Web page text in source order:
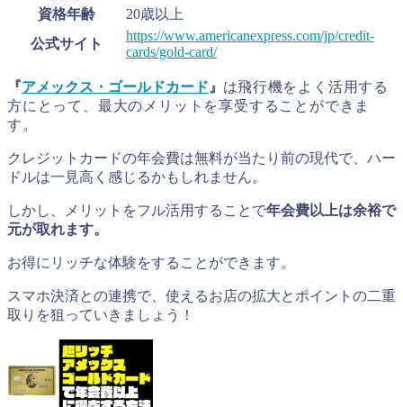
資格年齢
20歳以上
公式サイト
https://www.americanexpress.com/jp/credit-
cards/gold-card/
『アメックス・ゴールドカード 』 は飛行機をよく活用する
方にとって、最大のメリットを享受することができま
す。
クレジットカードの年会費は無料が当たり前の現代で、ハー
ドルは一見高く感じるかもしれません。
しかし、メリットをフル活用することで年会費以上は余裕で
元が取れます。
お得にリッチな体験をすることができます。
スマホ決済との連携で、使えるお店の拡大とポイントの二重
取りを狙っていきましょう！